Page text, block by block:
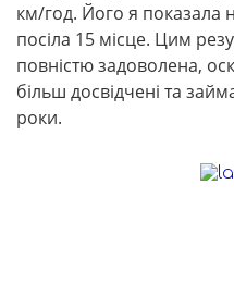
км/год. Його я показала
посіла 15 місце. Цим
повністю задоволена,
більш досвідчені та
роки.